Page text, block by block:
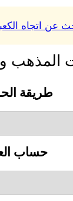
عن اتجاه
طريقة
حساب